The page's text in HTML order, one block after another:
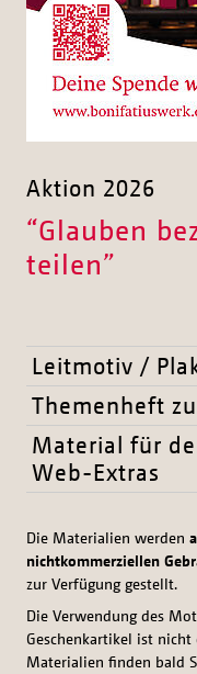
Aktion 2026
“Glauben
teilen”
Leitmotiv /
Themenheft
Material für
Web-Extras
Die Materialien werden
nichtkommerziellen
zur Verfügung gestellt.
Die Verwendung des
Geschenkartikel ist nicht
Materialien finden bald